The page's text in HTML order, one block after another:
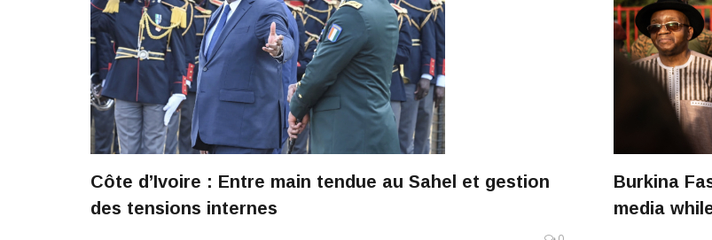
Côte d’Ivoire : Entre main tendue au Sahel et gestion
des tensions internes
Burkina
media